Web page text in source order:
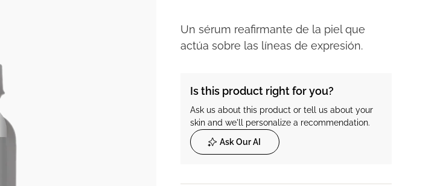
Un sérum reafirmante de la piel que
actúa sobre las líneas de expresión.
Is this product right for you?
Ask us about this product or tell us about your
skin and we'll personalize a recommendation.
Ask Our AI